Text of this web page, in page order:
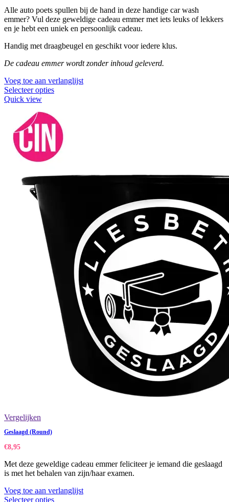
Alle auto poets spullen bij de hand in deze handige car wash
emmer? Vul deze geweldige cadeau emmer met iets leuks of lekkers
en je hebt een uniek en persoonlijk cadeau.
Handig met draagbeugel en geschikt voor iedere klus.
De cadeau emmer wordt zonder inhoud geleverd.
Voeg toe aan verlanglijst
Selecteer opties
Quick view
Vergelijken
Geslaagd (Round)
€8,95
Met deze geweldige cadeau emmer feliciteer je iemand die geslaagd
is met het behalen van zijn/haar examen.
Voeg toe aan verlanglijst
Selecteer opties